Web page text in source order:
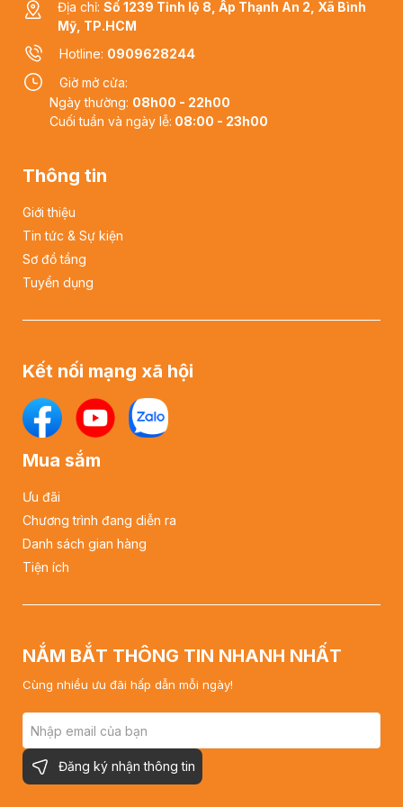
Địa chỉ: Số 1239 Tỉnh lộ 8, Ấp Thạnh An 2, Xã Bình
Mỹ, TP.HCM
Hotline: 0909628244
Giờ mở cửa:
Ngày thường: 08h00 - 22h00
Cuối tuần và ngày lễ: 08:00 - 23h00
Thông tin
Giới thiệu
Tin tức & Sự kiện
Sơ đồ tầng
Tuyển dụng
Kết nối mạng xã hội
Mua sắm
Ưu đãi
Chương trình đang diễn ra
Danh sách gian hàng
Tiện ích
NẮM BẮT THÔNG TIN NHANH NHẤT
Cùng nhiều ưu đãi hấp dẫn mỗi ngày!
Đăng ký nhận thông tin